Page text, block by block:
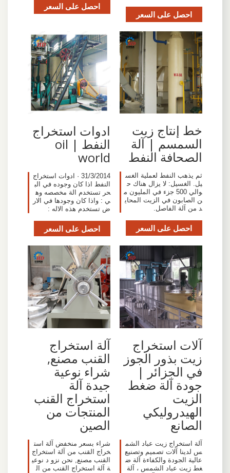
احصل على السعر
احصل على السعر
خط إنتاج زيت
السمسم | آلة
الصحافة النفط
ثم يذهب النفط لعملية الغس
يل. الغسيل: لا يزال هناك ح
والي 500 جزء في المليون م
ن الصابون في الزيت المحاي
د من آلة الفاصل.
احصل على السعر
ادوات استخراج
النفط | oil
world
31/3/2014 · ادوات استخراج
النفط اذا كان وجوده في الب
حر تستخدم الة مخصصه وه
ي : واذا كان وجودها في الار
ض تستخدم هذه الاله :
احصل على السعر
آلات استخراج
زيت بذور الجوز
في الجزائر |
جودة آلة ضغط
الزيت
الهيدروليكي
الصانع
آلة استخراج زيت عباد الشم
س لدينا آلات تصميم وتصنيع
عالية الجودة والكفاءة آلة ض
غط زيت عباد الشمس ، آلة
آلة استخراج
القنب مصنع,
شراء نوعية
جيدة آلة
استخراج القنب
المنتجات من
الصين
شراء بسعر منخفض آلة است
خراج القنب من آلة استخراج
القنب مصنع, نحن نزو د نوعي
ة آلة استخراج القنب من ال